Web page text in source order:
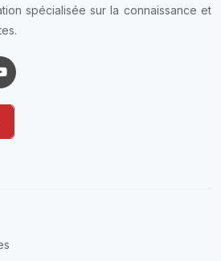
spécialisée sur la connaissance et